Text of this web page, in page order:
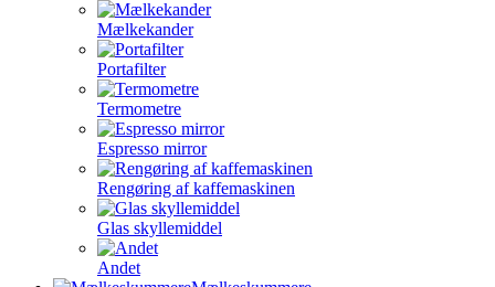
Mælkekander
Portafilter
Termometre
Espresso mirror
Rengøring af kaffemaskinen
Glas skyllemiddel
Andet